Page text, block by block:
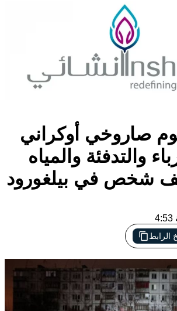
صاروخي أوكراني
والتدفئة والمياه
الرابط